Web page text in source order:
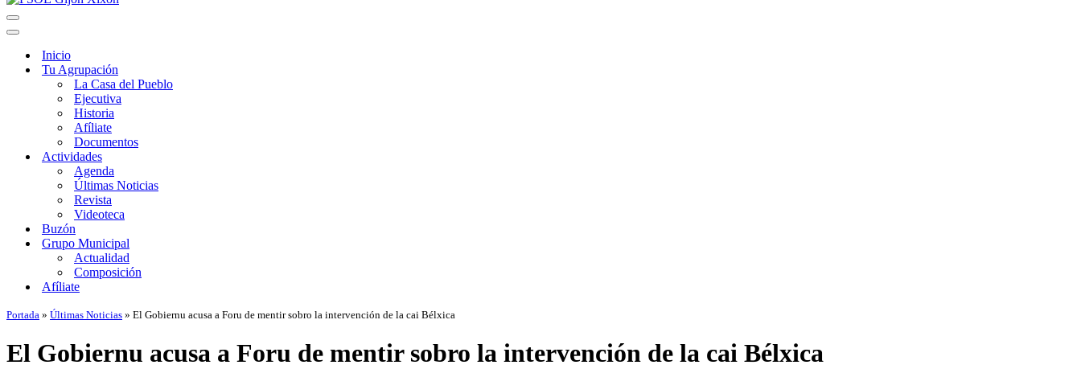
Menú
de
Menú
navegación
Inicio
Tu Agrupación
La Casa del Pueblo
Ejecutiva
Historia
Afíliate
Documentos
Actividades
Agenda
Últimas Noticias
Revista
Videoteca
Buzón
Grupo Municipal
Actualidad
Composición
Afíliate
Portada » Últimas Noticias » El Gobiernu acusa a Foru de mentir sobro la intervención de la cai Bélxica
El Gobiernu acusa a Foru de mentir sobro la intervención de la cai Bélxica